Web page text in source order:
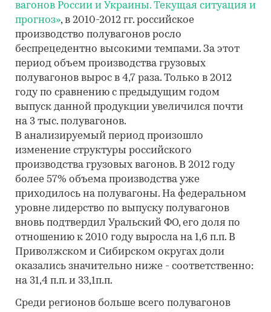
вагонов России и Украины. Текущая ситуация и
прогноз», в 2010-2012 гг. российское
производство полувагонов росло
беспрецедентно высокими темпами. За этот
период объем производства грузовых
полувагонов вырос в 4,7 раза. Только в 2012
году по сравнению с предыдущим годом
выпуск данной продукции увеличился почти
на 3 тыс. полувагонов.
В анализируемый период произошло
изменение структуры российского
производства грузовых вагонов. В 2012 году
более 57% объема производства уже
приходилось на полувагоны. На федеральном
уровне лидерство по выпуску полувагонов
вновь подтвердил Уральский ФО, его доля по
отношению к 2010 году выросла на 1,6 п.п. В
Приволжском и Сибирском округах доли
оказались значительно ниже - соответственно:
на 31,4 п.п. и 33,1п.п.
Среди регионов больше всего полувагонов